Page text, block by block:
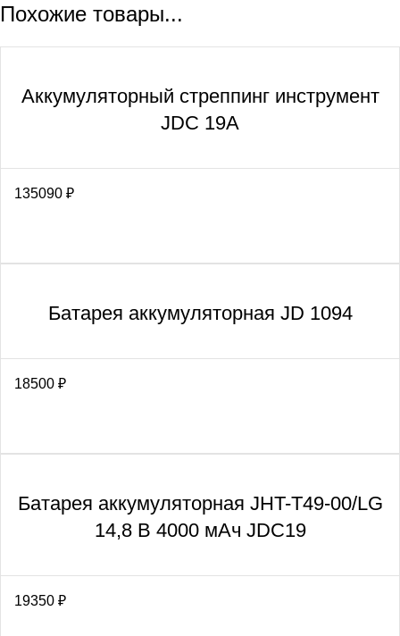
Похожие товары...
Аккумуляторный стреппинг инструмент
JDC 19A
135090 ₽
Батарея аккумуляторная JD 1094
18500 ₽
Батарея аккумуляторная JHT-T49-00/LG
14,8 В 4000 мАч JDC19
19350 ₽